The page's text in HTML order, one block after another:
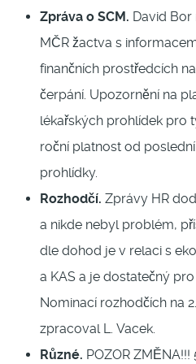
Zpráva o SCM. David
MČR žactva s
finančních prostředcích
čerpání. Upozornění na
lékařských prohlídek pro
roční platnost od
prohlídky.
Rozhodčí. Zprávy HR
a nikde nebyl problém,
dle dohod je v relaci s
a KAS a je dostatečný
Nominací rozhodčích na
zpracoval L. Vacek.
Různé. POZOR